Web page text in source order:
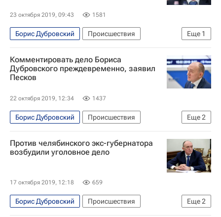
23 октября 2019, 09:43 1581
Еще 1
Борис Дубровский
Происшествия
Челябинская область
Комментировать дело Бориса
Дубровского преждевременно, заявил
Песков
22 октября 2019, 12:34 1437
Еще2
Борис Дубровский
Происшествия
Челябинская область
Дмитрий Песков
Против челябинского экс-губернатора
возбудили уголовное дело
17 октября 2019, 12:18 659
Еще2
Борис Дубровский
Происшествия